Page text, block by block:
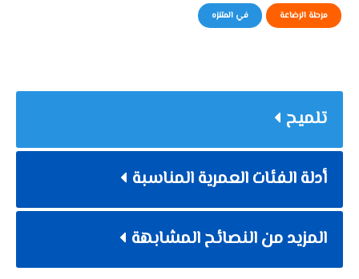
مرحلة الرضاعة في المتنزه
تلميح
أدلة الفئات العمرية المناسبة
المزيد من النصائح المشابهة